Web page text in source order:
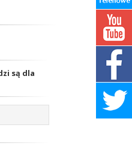
są dla